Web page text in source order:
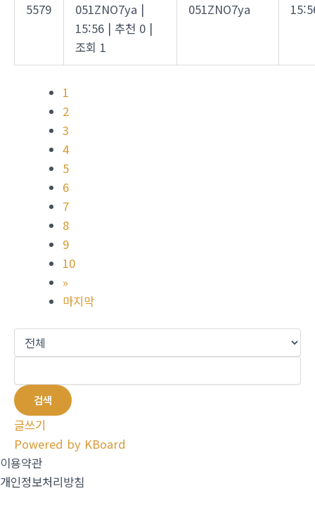
5579
051ZNO7ya |
15:56 | 추천 0 |
조회 1
051ZNO7ya
1
2
3
4
5
6
7
8
9
10
»
마지막
검색
글쓰기
Powered by KBoard
이용약관
개인정보처리방침